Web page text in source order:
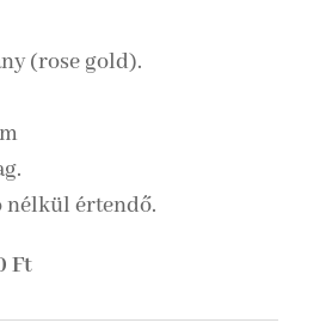
(rose gold).
nélkül értendő.
Ft